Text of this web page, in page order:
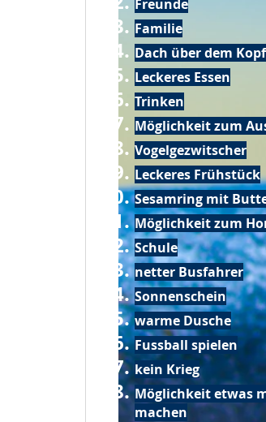
Freunde
Familie
Dach über dem Kopf
Leckeres Essen
Trinken
Möglichkeit zum
Vogelgezwitscher
Leckeres Frühstück
Sesamring mit
Möglichkeit zum
Schule
netter Busfahrer
Sonnenschein
warme Dusche
Fussball spielen
kein Krieg
Möglichkeit etwas
machen